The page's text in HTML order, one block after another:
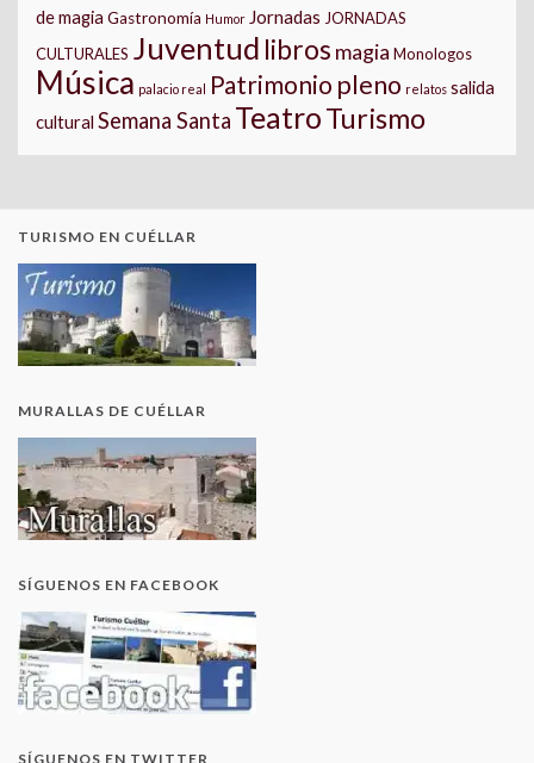
de magia Gastronomía Humor Jornadas JORNADAS
CULTURALES Juventud libros magia Monologos
Música palacio real Patrimonio pleno relatos salida
cultural Semana Santa TeatroTurismo
TURISMO EN CUÉLLAR
MURALLAS DE CUÉLLAR
SÍGUENOS EN FACEBOOK
SÍGUENOS EN TWITTER